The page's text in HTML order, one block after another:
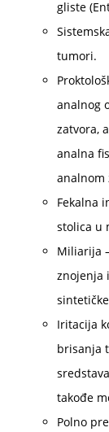
gliste
tumori.
analnog
zatvora,
analna
analnom
Fekalna
stolica u
Miliarija
znojenja
Iritacija
brisanja
takođe
Polno